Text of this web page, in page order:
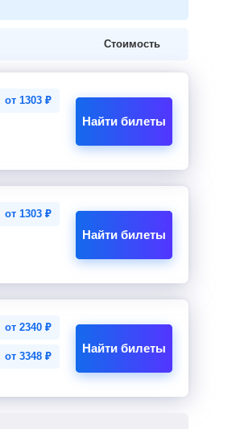
Стоимость
от 1303 ₽
Найти билеты
от 1303 ₽
Найти билеты
от 2340 ₽
от 3348 ₽
Найти билеты